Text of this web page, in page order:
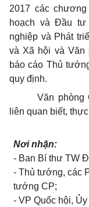
2017 các
hoạch và Đầu
nghiệp và Phát
và Xã hội và Văn
báo cáo Thủ
quy định.
Văn phòng
liên quan biết,
Nơi nhận:
- Ban Bí thư TW
- Thủ tướng, các
tướng CP;
- VP Quốc hội, Ủy